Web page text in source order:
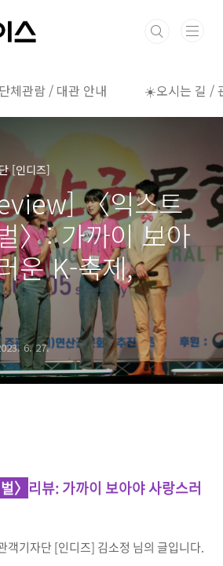
체관람 / 대관 안내 ☀️오시는 길 /
[인디즈]
〈익스트
〉: 가까이 보아
운 K-축제,
6. 27.
〉 리뷰: 가까이 보아야 사랑스러
객기자단 [인디즈] 김소정 님의 글입니다.